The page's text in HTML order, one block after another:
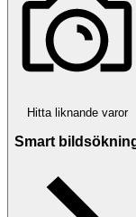
Hitta liknande varor
Smart